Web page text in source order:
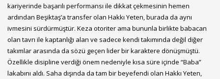
kariyerinde başarılı performansı ile dikkat çekmesinin hemen
ardından Beşiktaş’a transfer olan Hakkı Yeten, burada da aynı
ivmesini sürdürmüştür. Keza otoriter ama bununla birlikte babacan
olan tavrı ile kaptanlığı alan ve sadece kendi takımında değil diğer
takımlar arasında da sözü geçen lider bir karaktere dönüşmüştü.
Özellikle disipline verdiği önem nedeniyle kısa süre içinde “Baba”
lakabını aldı. Saha dışında da tam bir beyefendi olan Hakkı Yeten,